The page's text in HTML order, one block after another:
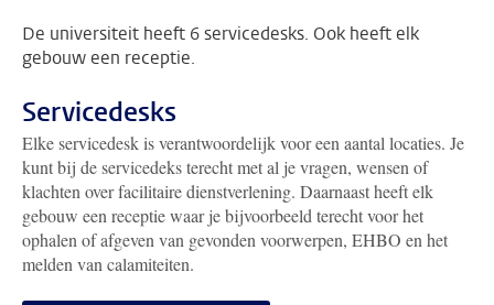
De universiteit heeft 6 servicedesks. Ook heeft elk
gebouw een receptie.
Servicedesks
Elke servicedesk is verantwoordelijk voor een aantal locaties. Je
kunt bij de servicedeks terecht met al je vragen, wensen of
klachten over facilitaire dienstverlening. Daarnaast heeft elk
gebouw een receptie waar je bijvoorbeeld terecht voor het
ophalen of afgeven van gevonden voorwerpen, EHBO en het
melden van calamiteiten.